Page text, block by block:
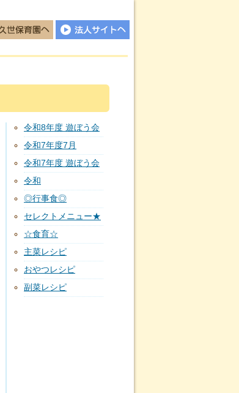
令和8年度 遊ぼう会
令和7年度7月
令和7年度 遊ぼう会
令和
◎行事食◎
セレクトメニュー★
☆食育☆
主菜レシピ
おやつレシピ
副菜レシピ